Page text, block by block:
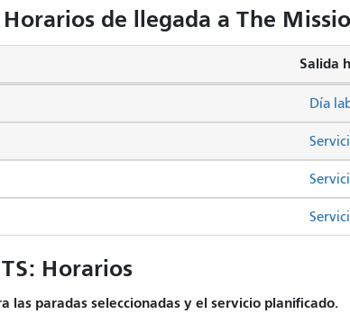
de llegada a The
Salida
Día
Horarios
las paradas seleccionadas y el servicio planificado.